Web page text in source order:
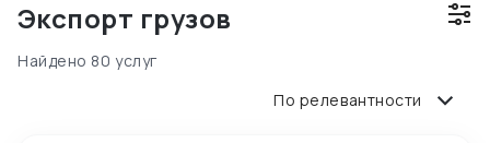
Экспорт грузов
Найдено 80 услуг
По релевантности